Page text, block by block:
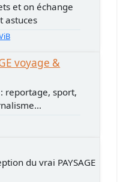
et on échange
astuces
voyage &
reportage, sport,
du vrai PAYSAGE